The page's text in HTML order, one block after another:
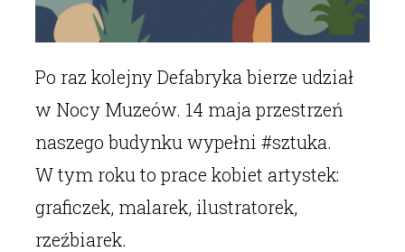
Po raz kolejny Defabryka bierze udział
w Nocy Muzeów. 14 maja przestrzeń
naszego budynku wypełni #sztuka.
W tym roku to prace kobiet artystek:
graficzek, malarek, ilustratorek,
rzeźbiarek.